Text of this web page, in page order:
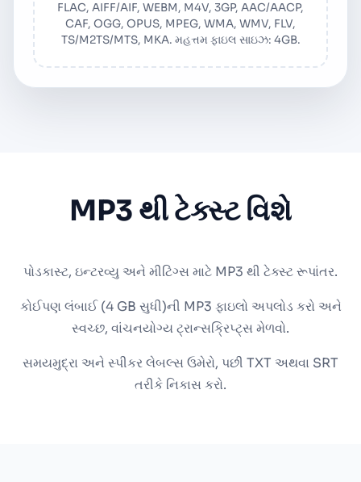
FLAC, AIFF/AIF, WEBM, M4V, 3GP, AAC/AACP,
CAF, OGG, OPUS, MPEG, WMA, WMV, FLV,
TS/M2TS/MTS, MKA. મહત્તમ ફાઇલ સાઇઝ: 4GB.
MP3 થી ટેક્સ્ટ વિશે
પોડકાસ્ટ, ઇન્ટરવ્યુ અને મીટિંગ્સ માટે MP3 થી ટેક્સ્ટ રૂપાંતર.
કોઈપણ લંબાઈ (4 GB સુધી)ની MP3 ફાઇલો અપલોડ કરો અને
સ્વચ્છ, વાંચનયોગ્ય ટ્રાન્સક્રિપ્ટ્સ મેળવો.
સમયમુદ્રા અને સ્પીકર લેબલ્સ ઉમેરો, પછી TXT અથવા SRT
તરીકે નિકાસ કરો.